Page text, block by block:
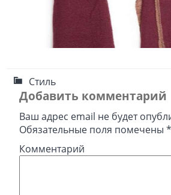
Стиль
Добавить комментарий
Ваш адрес email не будет
Обязательные поля помечены*
Комментарий